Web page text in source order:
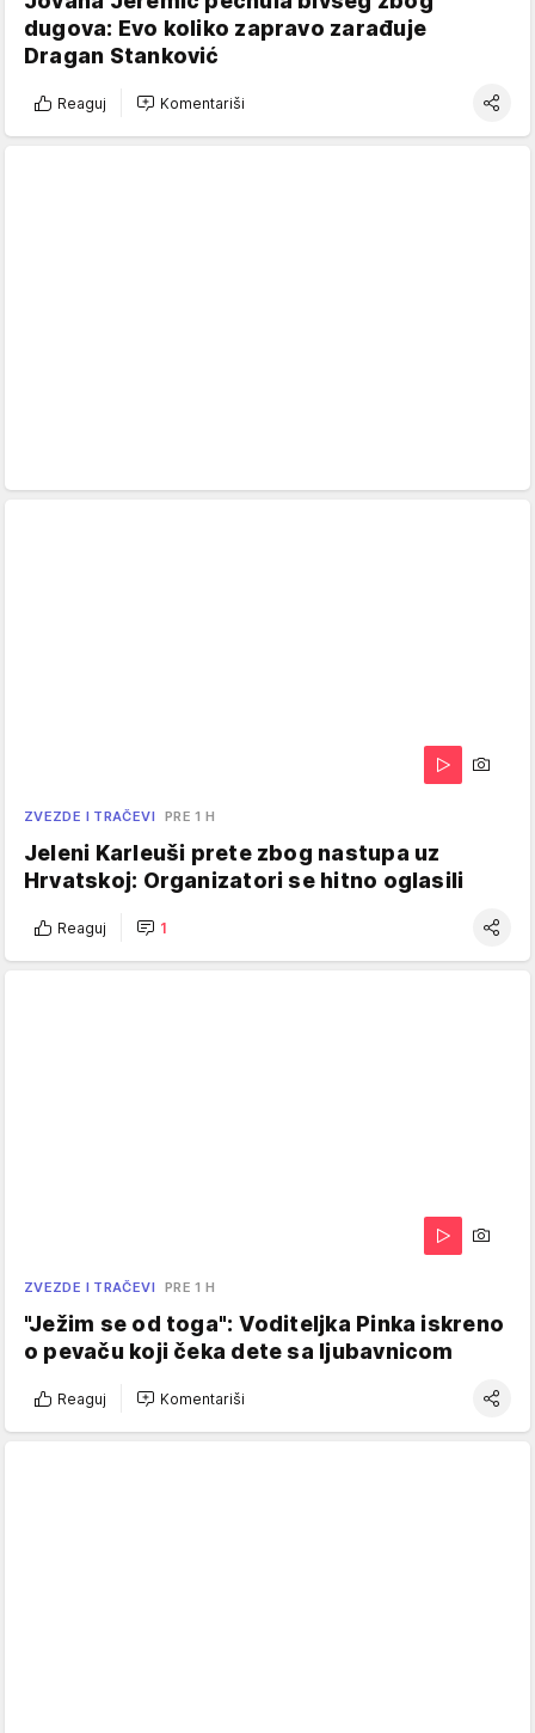
dugova: Evo koliko zapravo zarađuje
Dragan Stanković
Reaguj Komentariši
ZVEZDE I TRAČEVI PRE 1 H
Jeleni Karleuši prete zbog nastupa uz
Hrvatskoj: Organizatori se hitno oglasili
Reaguj 1
ZVEZDE I TRAČEVI PRE 1 H
"Ježim se od toga": Voditeljka Pinka iskreno
o pevaču koji čeka dete sa ljubavnicom
Reaguj Komentariši